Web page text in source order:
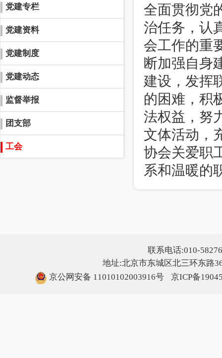
党建专栏
党建资料
党建制度
党建动态
监督举报
团支部
工会
全面贯彻党
治任务，认
会工作的重
断加强自身
建设，发挥
的困难，积
法权益，努
文体活动，
协会关爱职
系和温暖的
联系电话:010-
地址:北京市东城区北三环东路
京公网安备 11010102003916号
京ICP备